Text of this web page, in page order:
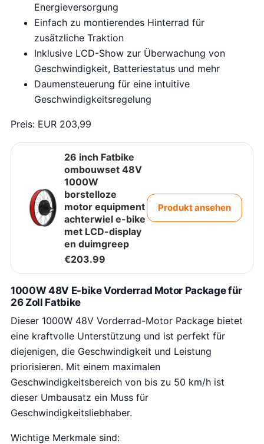
Energieversorgung
Einfach zu montierendes Hinterrad für
zusätzliche Traktion
Inklusive LCD-Show zur Überwachung von
Geschwindigkeit, Batteriestatus und mehr
Daumensteuerung für eine intuitive
Geschwindigkeitsregelung
Preis: EUR 203,99
26 inch Fatbike
ombouwset 48V
1000W
borstelloze
motor equipment
achterwiel e-bike
met LCD-display
en duimgreep
€203.99
Produkt ansehen
1000W 48V E-bike Vorderrad Motor Package für
26 Zoll Fatbike
Dieser 1000W 48V Vorderrad-Motor Package bietet
eine kraftvolle Unterstützung und ist perfekt für
diejenigen, die Geschwindigkeit und Leistung
priorisieren. Mit einem maximalen
Geschwindigkeitsbereich von bis zu 50 km/h ist
dieser Umbausatz ein Muss für
Geschwindigkeitsliebhaber.
Wichtige Merkmale sind: